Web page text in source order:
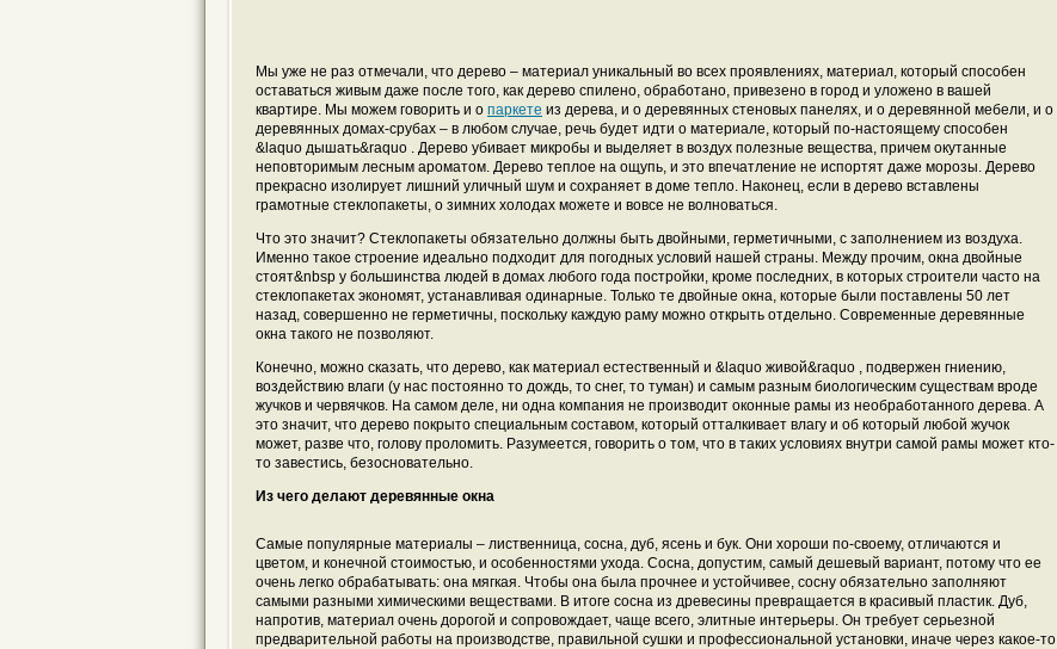
Мы уже не раз отмечали, что дерево – материал уникальный во всех проявлениях, материал, который способен
оставаться живым даже после того, как дерево спилено, обработано, привезено в город и уложено в вашей
квартире. Мы можем говорить и о паркете из дерева, и о деревянных стеновых панелях, и о деревянной мебели, и о
деревянных домах-срубах – в любом случае, речь будет идти о материале, который по-настоящему способен
&laquo дышать&raquo . Дерево убивает микробы и выделяет в воздух полезные вещества, причем окутанные
неповторимым лесным ароматом. Дерево теплое на ощупь, и это впечатление не испортят даже морозы. Дерево
прекрасно изолирует лишний уличный шум и сохраняет в доме тепло. Наконец, если в дерево вставлены
грамотные стеклопакеты, о зимних холодах можете и вовсе не волноваться.
Что это значит? Стеклопакеты обязательно должны быть двойными, герметичными, с заполнением из воздуха.
Именно такое строение идеально подходит для погодных условий нашей страны. Между прочим, окна двойные
стоят&nbsp у большинства людей в домах любого года постройки, кроме последних, в которых строители часто на
стеклопакетах экономят, устанавливая одинарные. Только те двойные окна, которые были поставлены 50 лет
назад, совершенно не герметичны, поскольку каждую раму можно открыть отдельно. Современные деревянные
окна такого не позволяют.
Конечно, можно сказать, что дерево, как материал естественный и &laquo живой&raquo , подвержен гниению,
воздействию влаги (у нас постоянно то дождь, то снег, то туман) и самым разным биологическим существам вроде
жучков и червячков. На самом деле, ни одна компания не производит оконные рамы из необработанного дерева. А
это значит, что дерево покрыто специальным составом, который отталкивает влагу и об который любой жучок
может, разве что, голову проломить. Разумеется, говорить о том, что в таких условиях внутри самой рамы может кто-
то завестись, безосновательно.
Из чего делают деревянные окна
Самые популярные материалы – лиственница, сосна, дуб, ясень и бук. Они хороши по-своему, отличаются и
цветом, и конечной стоимостью, и особенностями ухода. Сосна, допустим, самый дешевый вариант, потому что ее
очень легко обрабатывать: она мягкая. Чтобы она была прочнее и устойчивее, сосну обязательно заполняют
самыми разными химическими веществами. В итоге сосна из древесины превращается в красивый пластик. Дуб,
напротив, материал очень дорогой и сопровождает, чаще всего, элитные интерьеры. Он требует серьезной
предварительной работы на производстве, правильной сушки и профессиональной установки, иначе через какое-то